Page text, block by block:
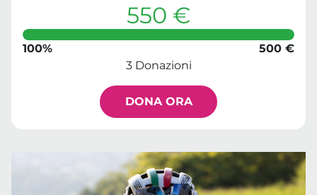
550 €
100%
500 €
3 Donazioni
DONA ORA